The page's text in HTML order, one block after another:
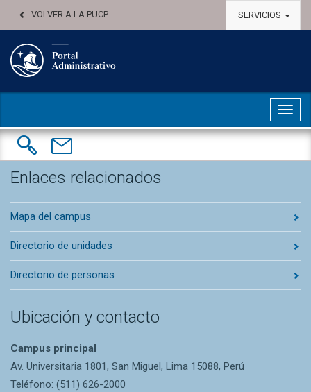
VOLVER A LA PUCP SERVICIOS
Buscar:
Contáctenos
Enlaces relacionados
Mapa del campus
Directorio de unidades
Directorio de personas
Ubicación y contacto
Campus principal
Av. Universitaria 1801, San Miguel, Lima 15088, Perú
Teléfono: (511) 626-2000